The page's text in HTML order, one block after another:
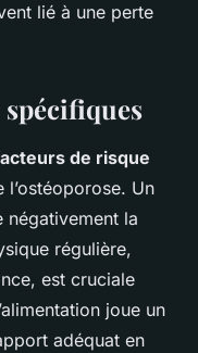
lié à une perte
de risque
Un
négativement la
régulière,
est cruciale
joue un
adéquat en